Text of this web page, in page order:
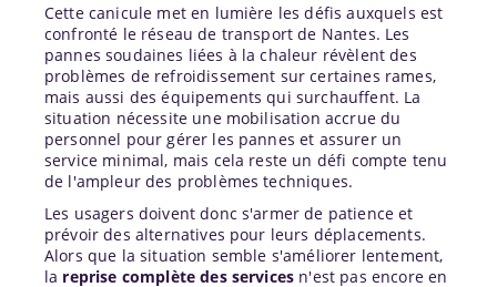
Cette canicule met en lumière les défis auxquels est
confronté le réseau de transport de Nantes. Les
pannes soudaines liées à la chaleur révèlent des
problèmes de refroidissement sur certaines rames,
mais aussi des équipements qui surchauffent. La
situation nécessite une mobilisation accrue du
personnel pour gérer les pannes et assurer un
service minimal, mais cela reste un défi compte tenu
de l'ampleur des problèmes techniques.
Les usagers doivent donc s'armer de patience et
prévoir des alternatives pour leurs déplacements.
Alors que la situation semble s'améliorer lentement,
la reprise complète des services n'est pas encore en